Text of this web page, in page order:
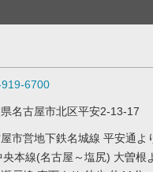
6700
名古屋市北区平安2-13-17
市営地下鉄名城線 平安通よ
央本線(名古屋～塩尻) 大曽根